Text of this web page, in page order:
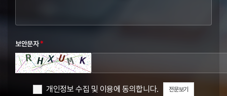
보안문자*
개인정보 수집 및 이용에 동의합니다. 전문보기